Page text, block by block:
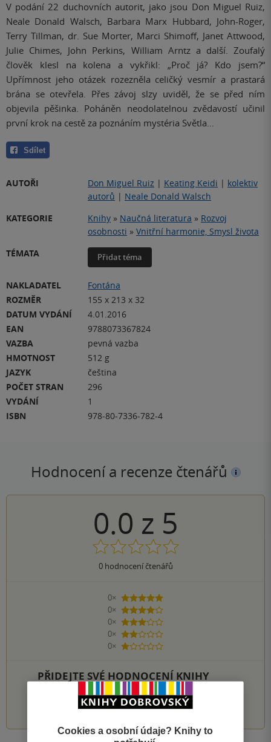
V podání 22 duchovních autorit, jako jsou Don Miguel Ruiz,
Neale Donald Walsch, Barbara Marx Hubbard, John-Roger,
Terry Tillman, dr. Sue Morter, Marci Shimoff, Janet Attwood,
Julie Chimes, John Perkins, William Arntz a další. Zoufalý
člověk klesl na kolena a vykřikl: „Proč já? Kdo jsem?“
Upřímnost jeho otázek rozezněla celičký vesmír a prastará
brána se otevřela. Přes závoj slzy uviděl, že se před ním
objevila pěšinka. Poháněn neodolatelnou zvědavostí učinil
první krok na cestě za poznáním mystéria Světla…
Sdílet
AUTOŘI Don Miguel Ruiz | Keating Keidi | kolektiv
autorů | Neale Donald Walsch
KATEGORIE
Knihy » Naučná literatura » Rozvoj
osobnosti » Vnitřní harmonie, Smysl života
TÉMATA
Přidat téma
NAKLADATEL
Fontána
ROZMĚR
155 x 213 x 32
DATUM VYDÁNÍ
4.01.2016
EAN
9788073367824
VAZBA
pevná vazba
HMOTNOST
512 g
JAZYK
čeština
POČET STRAN
296
VYDÁNÍ
1
ISBN
978-80-7336-782-4
Hodnocení a recenze čtenářů
0.0 z 5
0hodnocení čtenářů
0×
5 hvězdiček
0×
4 hvězdičky
0×
3 hvězdičky
0×
2 hvězdičky
0×
1 hvezdička
PŘIDEJTE SVÉ HODNOCENÍ KNIHY
1 2 3 4 5
Cookies a osobní údaje? Knihy to